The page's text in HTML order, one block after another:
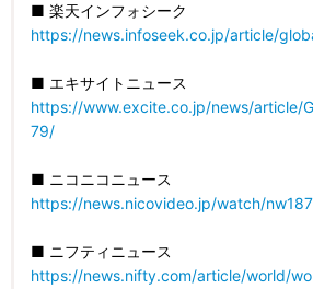
■ 楽天インフォシーク
https://news.infoseek.co.jp/article/
■ エキサイトニュース
https://www.excite.co.jp/news/article/
79/
■ ニコニコニュース
https://news.nicovideo.jp/watch/
■ ニフティニュース
https://news.nifty.com/article/world/